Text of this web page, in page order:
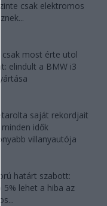
csak elektromos
csak most érte utol
elindult a BMW i3
saját rekordjait
minden idők
villanyautója
határt szabott:
5% lehet a hiba az